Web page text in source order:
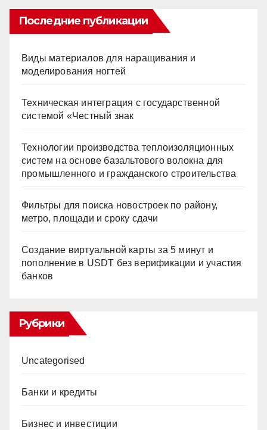
Последние публикации
Виды материалов для наращивания и
моделирования ногтей
Техническая интеграция с государственной
системой «Честный знак
Технологии производства теплоизоляционных
систем на основе базальтового волокна для
промышленного и гражданского строительства
Фильтры для поиска новостроек по району,
метро, площади и сроку сдачи
Создание виртуальной карты за 5 минут и
пополнение в USDT без верификации и участия
банков
Рубрики
Uncategorised
Банки и кредиты
Бизнес и инвестиции